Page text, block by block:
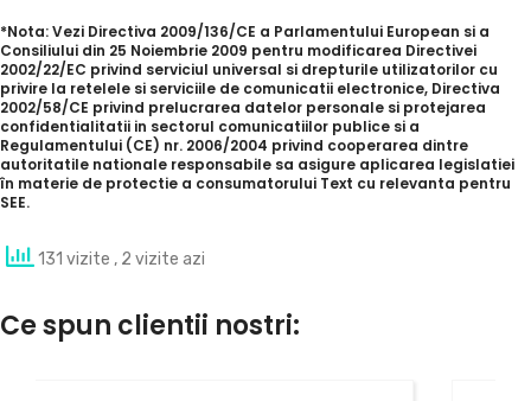
*Nota: Vezi Directiva 2009/136/CE a Parlamentului European si a
Consiliului din 25 Noiembrie 2009 pentru modificarea Directivei
2002/22/EC privind serviciul universal si drepturile utilizatorilor cu
privire la retelele si serviciile de comunicatii electronice, Directiva
2002/58/CE privind prelucrarea datelor personale si protejarea
confidentialitatii in sectorul comunicatiilor publice si a
Regulamentului (CE) nr. 2006/2004 privind cooperarea dintre
autoritatile nationale responsabile sa asigure aplicarea legislatiei
în materie de protectie a consumatorului Text cu relevanta pentru
SEE.
131 vizite , 2 vizite azi
Ce spun clientii nostri: